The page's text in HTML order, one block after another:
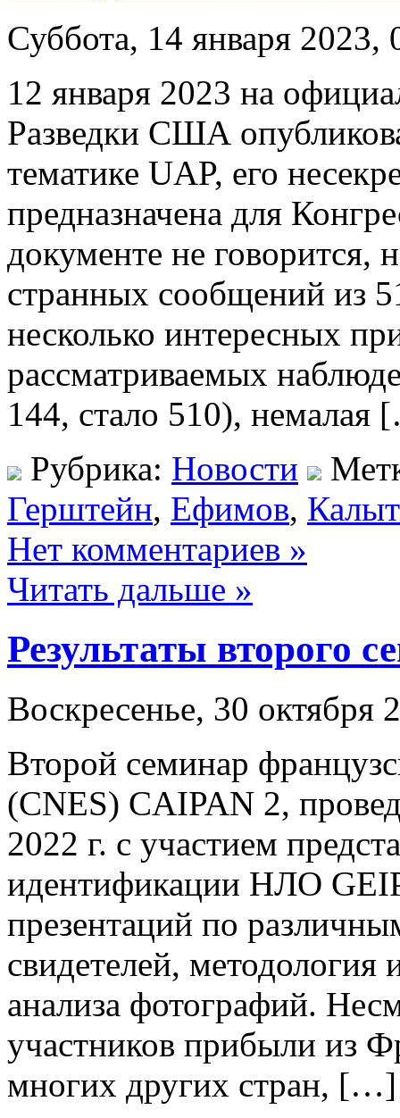
Суббота, 14 января 2023,
12 января 2023 на
Разведки США
тематике UAP, его
предназначена для
документе не говорится,
странных сообщений из
несколько интересных
рассматриваемых
144, стало 510),
Рубрика: Новости
Герштейн, Ефимов,
Нет комментариев »
Читать дальше »
Результаты второго
Воскресенье, 30 октября
Второй семинар
(CNES) CAIPAN 2,
2022 г. с участием
идентификации НЛО
презентаций по
свидетелей,
анализа фотографий.
участников прибыли из
многих других стран, […]